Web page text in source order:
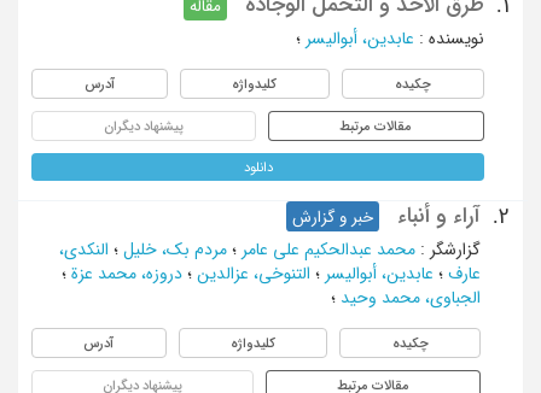
1.
مقاله
نویسنده : عابدین، أبوالیسر ؛
چکیده کلیدواژه آدرس
مقالات مرتبط پیشنهاد دیگران
دانلود
2. آراء و أنباء
خبر و گزارش
گزارشگر : محمد عبدالحکیم علی عامر ؛ مردم بک، خلیل ؛ النکدی،
عارف ؛ عابدین، أبوالیسر ؛ التنوخی، عزالدین ؛ دروزه، محمد عزة ؛
الجباوی، محمد وحید ؛
چکیده کلیدواژه آدرس
مقالات مرتبط پیشنهاد دیگران